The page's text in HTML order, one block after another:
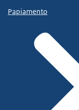
Papiamento